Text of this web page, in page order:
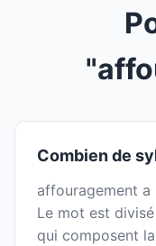
Combien de
affouragement a
Le mot est
qui composent